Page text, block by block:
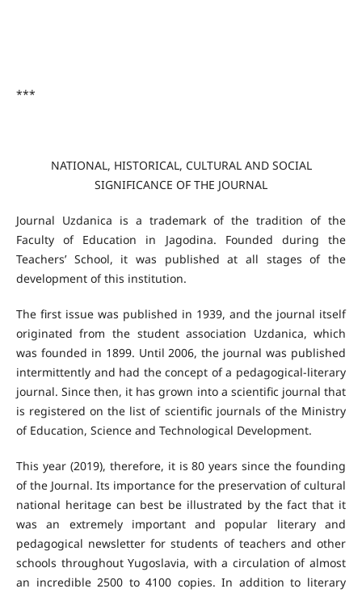
***
NATIONAL, HISTORICAL, CULTURAL AND SOCIAL
SIGNIFICANCE OF THE JOURNAL
Journal Uzdanica is a trademark of the tradition of the
Faculty of Education in Jagodina. Founded during the
Teachers’ School, it was published at all stages of the
development of this institution.
The first issue was published in 1939, and the journal itself
originated from the student association Uzdanica, which
was founded in 1899. Until 2006, the journal was published
intermittently and had the concept of a pedagogical-literary
journal. Since then, it has grown into a scientific journal that
is registered on the list of scientific journals of the Ministry
of Education, Science and Technological Development.
This year (2019), therefore, it is 80 years since the founding
of the Journal. Its importance for the preservation of cultural
national heritage can best be illustrated by the fact that it
was an extremely important and popular literary and
pedagogical newsletter for students of teachers and other
schools throughout Yugoslavia, with a circulation of almost
an incredible 2500 to 4100 copies. In addition to literary